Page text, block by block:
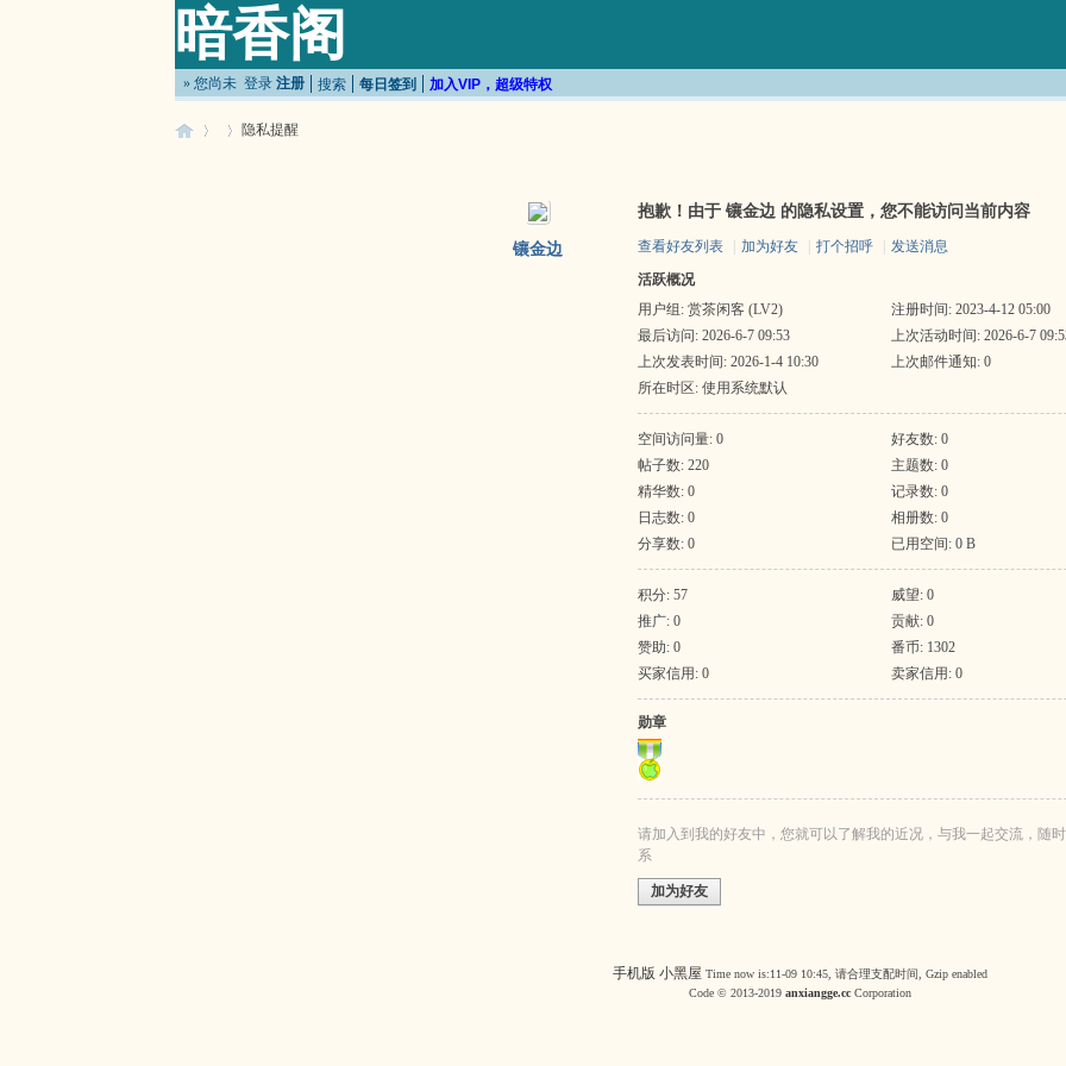
暗香阁
» 您尚未 登录 注册 搜索 每日签到 加入VIP，超级特权
隐私提醒
镶金边
抱歉！由于 镶金边 的隐私设置，您不能访问当前内容
查看好友列表 加为好友 打个招呼
发送消息
活跃概况
用户组: 赏茶闲客 (LV2)
注册时间: 2023-4-12 05:00
最后访问: 2026-6-7 09:53
上次活动时间: 2026-6-7
上次发表时间: 2026-1-4 10:30
上次邮件通知: 0
所在时区: 使用系统默认
空间访问量: 0
好友数: 0
帖子数: 220
主题数: 0
精华数: 0
记录数: 0
日志数: 0
相册数: 0
分享数: 0
已用空间: 0 B
积分: 57
威望: 0
推广: 0
贡献: 0
赞助: 0
番币: 1302
买家信用: 0
卖家信用: 0
勋章
请加入到我的好友中，您就可以了解我的近况，与我一起交流，随
系
加为好友
手机版 小黑屋 Time now is:11-09 10:45, 请合理支配时间, Gzip enabled
Code © 2013-2019 anxiangge.ccCorporation